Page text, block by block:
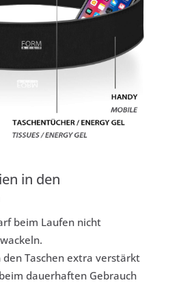
in den
beim Laufen nicht
Taschen extra verstärkt
dauerhaften Gebrauch